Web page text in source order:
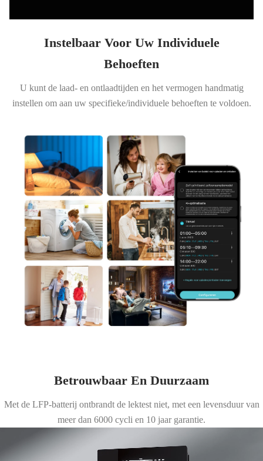
Instelbaar Voor Uw Individuele
Behoeften
U kunt de laad- en ontlaadtijden en het vermogen handmatig
instellen om aan uw specifieke/individuele behoeften te voldoen.
Betrouwbaar En Duurzaam
Met de LFP-batterij ontbrandt de lektest niet, met een levensduur van
meer dan 6000 cycli en 10 jaar garantie.